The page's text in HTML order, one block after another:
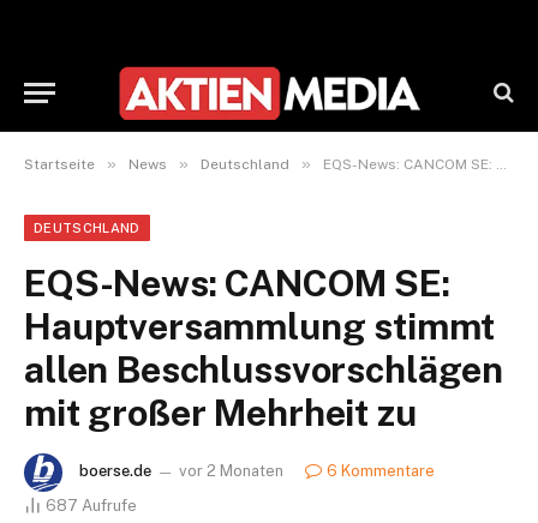
Startseite » News » Deutschland » EQS-News: CANCOM SE: Hauptversammlung stimmt allen Beschlussvorschlägen mit großer Mehrheit zu
DEUTSCHLAND
EQS-News: CANCOM SE:
Hauptversammlung stimmt
allen Beschlussvorschlägen
mit großer Mehrheit zu
boerse.de vor 2 Monaten
6 Kommentare
687 Aufrufe